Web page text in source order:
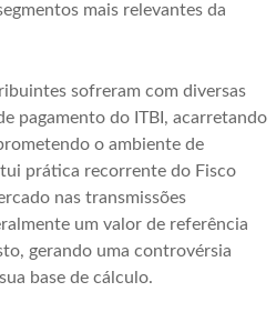
mais relevantes da
sofreram com diversas
pagamento do ITBI, acarretando
o ambiente de
prática recorrente do Fisco
nas transmissões
um valor de referência
gerando uma controvérsia
base de cálculo.